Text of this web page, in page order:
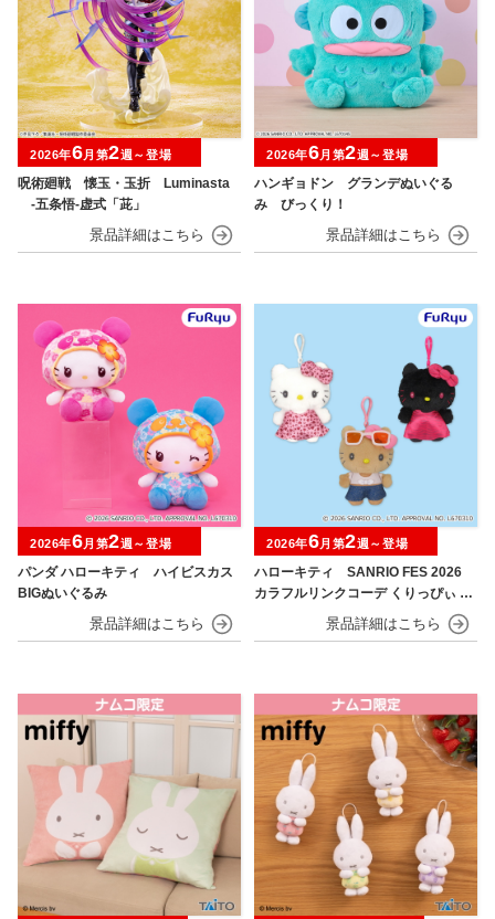
呪術廻戦 懐玉・玉折 Luminasta
‐五条悟‐虚式「茈」
2026年6月第2週～登場
ハンギョドン グランデぬいぐる
み びっくり！
2026年6月第2週～登場
パンダ ハローキティ ハイビスカス
BIGぬいぐるみ
2026年6月第2週～登場
ハローキティ SANRIO FES 2026
カラフルリンクコーデ くりっぴぃ ぬ
2026年6月第2週～登場